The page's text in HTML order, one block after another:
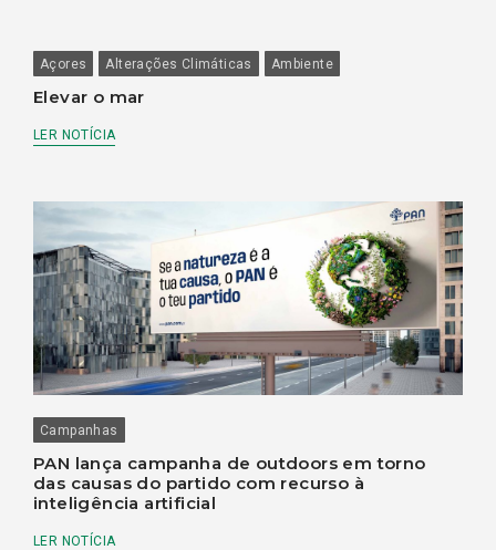
Açores Alterações Climáticas Ambiente
Elevar o mar
LER NOTÍCIA
Campanhas
PAN lança campanha de outdoors em torno
das causas do partido com recurso à
inteligência artificial
LER NOTÍCIA